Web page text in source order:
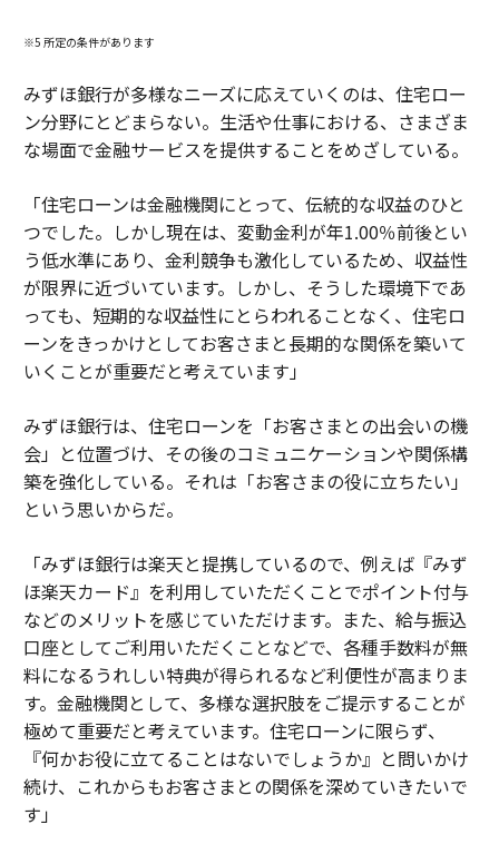
※5 所定の条件があります
みずほ銀行が多様なニーズに応えていくのは、住宅ロー
ン分野にとどまらない。生活や仕事における、さまざま
な場面で金融サービスを提供することをめざしている。
「住宅ローンは金融機関にとって、伝統的な収益のひと
つでした。しかし現在は、変動金利が年1.00％前後とい
う低水準にあり、金利競争も激化しているため、収益性
が限界に近づいています。しかし、そうした環境下であ
っても、短期的な収益性にとらわれることなく、住宅ロ
ーンをきっかけとしてお客さまと長期的な関係を築いて
いくことが重要だと考えています」
みずほ銀行は、住宅ローンを「お客さまとの出会いの機
会」と位置づけ、その後のコミュニケーションや関係構
築を強化している。それは「お客さまの役に立ちたい」
という思いからだ。
「みずほ銀行は楽天と提携しているので、例えば『みず
ほ楽天カード』を利用していただくことでポイント付与
などのメリットを感じていただけます。また、給与振込
口座としてご利用いただくことなどで、各種手数料が無
料になるうれしい特典が得られるなど利便性が高まりま
す。金融機関として、多様な選択肢をご提示することが
極めて重要だと考えています。住宅ローンに限らず、
『何かお役に立てることはないでしょうか』と問いかけ
続け、これからもお客さまとの関係を深めていきたいで
す」